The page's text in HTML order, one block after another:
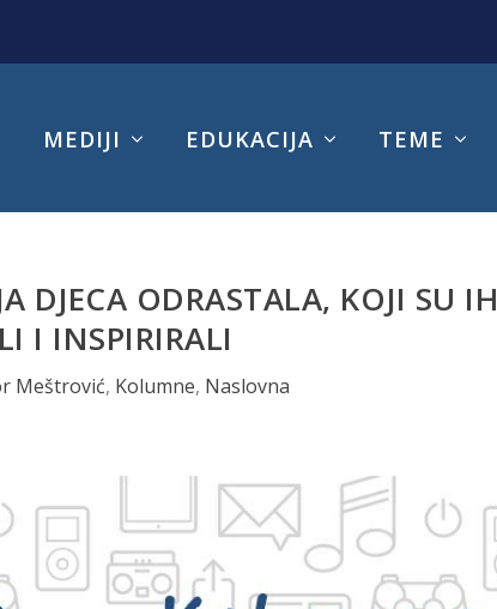
MEDIJI EDUKACIJA TEME
DJECA ODRASTALA, KOJI SU IH
I INSPIRIRALI
Meštrović, Kolumne, Naslovna